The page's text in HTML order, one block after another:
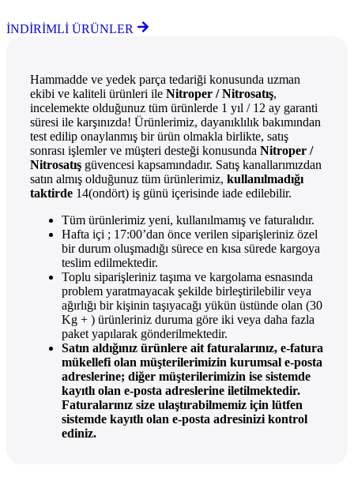
İNDİRİMLİ ÜRÜNLER
Hammadde ve yedek parça tedariği konusunda uzman
ekibi ve kaliteli ürünleri ile Nitroper / Nitrosatış,
incelemekte olduğunuz tüm ürünlerde 1 yıl / 12 ay garanti
süresi ile karşınızda! Ürünlerimiz, dayanıklılık bakımından
test edilip onaylanmış bir ürün olmakla birlikte, satış
sonrası işlemler ve müşteri desteği konusunda Nitroper /
Nitrosatış güvencesi kapsamındadır. Satış kanallarımızdan
satın almış olduğunuz tüm ürünlerimiz, kullanılmadığı
taktirde 14(ondört) iş günü içerisinde iade edilebilir.
Tüm ürünlerimiz yeni, kullanılmamış ve faturalıdır.
Hafta içi ; 17:00’dan önce verilen siparişleriniz özel
bir durum oluşmadığı sürece en kısa sürede kargoya
teslim edilmektedir.
Toplu siparişleriniz taşıma ve kargolama esnasında
problem yaratmayacak şekilde birleştirilebilir veya
ağırlığı bir kişinin taşıyacağı yükün üstünde olan (30
Kg + ) ürünleriniz duruma göre iki veya daha fazla
paket yapılarak gönderilmektedir.
Satın aldığınız ürünlere ait faturalarınız, e-fatura
mükellefi olan müşterilerimizin kurumsal e-posta
adreslerine; diğer müşterilerimizin ise sistemde
kayıtlı olan e-posta adreslerine iletilmektedir.
Faturalarınız size ulaştırabilmemiz için lütfen
sistemde kayıtlı olan e-posta adresinizi kontrol
ediniz.